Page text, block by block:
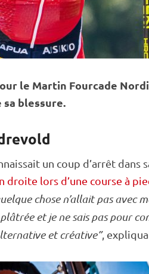
le Martin Fourcade
sa blessure.
un coup d’arrêt dans
droite lors d’une course à
chose n’allait pas avec
et je ne sais pas pour
et créative”,